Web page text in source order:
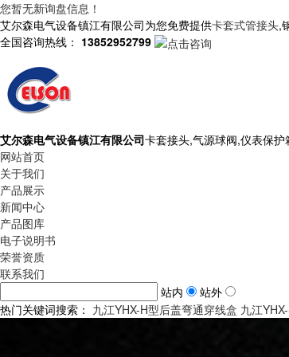
您暂无新询盘信息！
艾尔森电气设备镇江有限公司为您免费提供卡套式管接头,
全国咨询热线： 13852952799
艾尔森电气设备镇江有限公司卡套接头,气源球阀,仪表保护
网站首页
关于我们
产品展示
新闻中心
产品图库
电子说明书
荣誉资质
联系我们
站内
站外
热门关键词搜索： 九江YHX-H型后盖弯通穿线盒 九江